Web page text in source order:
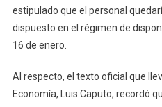
estipulado que el personal
dispuesto en el régimen de
16 de enero.
Al respecto, el texto oficial que
Economía, Luis Caputo, recordó